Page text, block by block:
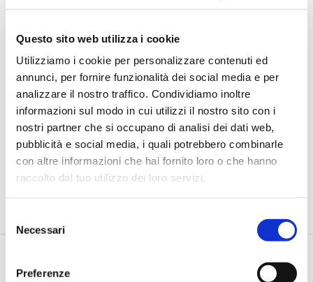
Questo sito web utilizza i cookie
Utilizziamo i cookie per personalizzare contenuti ed
annunci, per fornire funzionalità dei social media e per
analizzare il nostro traffico. Condividiamo inoltre
informazioni sul modo in cui utilizzi il nostro sito con i
nostri partner che si occupano di analisi dei dati web,
pubblicità e social media, i quali potrebbero combinarle
con altre informazioni che hai fornito loro o che hanno
raccolto dal tuo utilizzo dei loro servizi.
delNecessari
Preferenze
BANCAFORTE TV
Fracassi (Multiply Group): "L’AI va
progettata dentro i processi,
insieme ai controlli”
di Flavio Padovan, Maddalena Libertini - I proof of concept
realizzati con l'AI funzionano. Spesso sorprendono per la
qualità ...